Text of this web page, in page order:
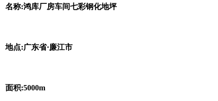
名称:鸿库厂房车间七彩钢化地坪
地点:广东省·廉江市
面积:5000m